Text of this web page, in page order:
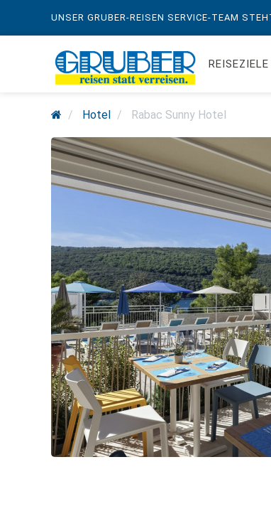
UNSER GRUBER-REISEN SERVICE-TEAM
REISEZIELE
Hotel Rabac Sunny Hotel